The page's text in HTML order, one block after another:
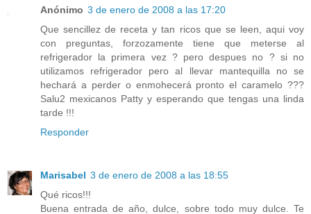
Anónimo 3 de enero de 2008 a las 17:20
Que sencillez de receta y tan ricos que se leen, aqui voy
con preguntas, forzozamente tiene que meterse al
refrigerador la primera vez ? pero despues no ? si no
utilizamos refrigerador pero al llevar mantequilla no se
hechará a perder o enmohecerá pronto el caramelo ???
Salu2 mexicanos Patty y esperando que tengas una linda
tarde !!!
Responder
Marisabel 3 de enero de 2008 a las 18:55
Qué ricos!!!
Buena entrada de año, dulce, sobre todo muy dulce. Te